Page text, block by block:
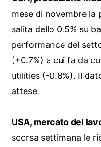
mese di novembre la
salita dello 0.5% su
performance del
(+0.7%) a cui fa da
utilities (-0.8%). Il
attese.
USA, mercato del
scorsa settimana le